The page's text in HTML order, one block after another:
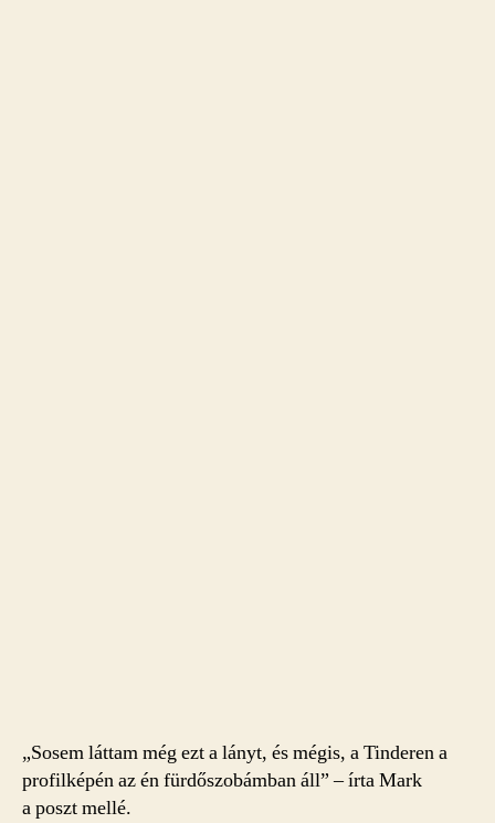
„Sosem láttam még ezt a lányt, és mégis, a Tinderen a
profilképén az én fürdőszobámban áll” – írta Mark
a poszt mellé.